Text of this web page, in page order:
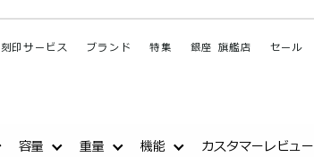
刻印サービス ブランド 特集 銀座 旗艦店 セール
容量 重量 機能 カスタマーレビュー